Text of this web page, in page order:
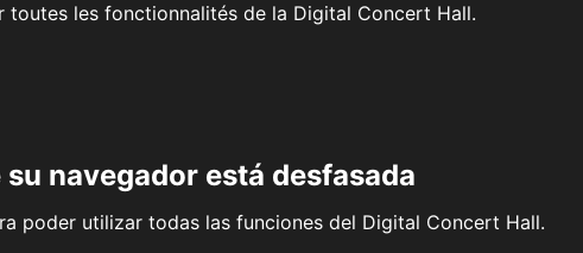
les fonctionnalités de la Digital Concert Hall.
navegador está desfasada
poder utilizar todas las funciones del Digital Concert Hall.